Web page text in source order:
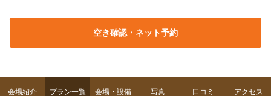
空き確認・ネット予約
会場紹介 プラン一覧 会場・設備 写真 口コミ アクセス